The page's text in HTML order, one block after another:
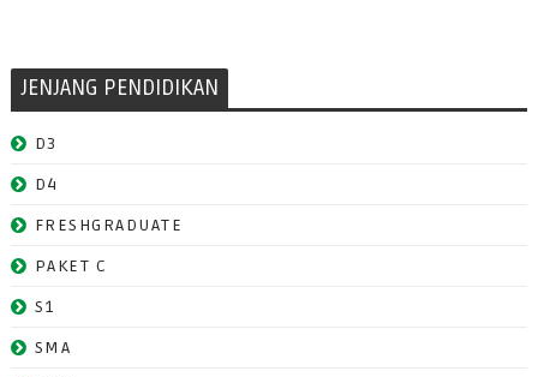
JENJANG PENDIDIKAN
D3
D4
FRESHGRADUATE
PAKET C
S1
SMA